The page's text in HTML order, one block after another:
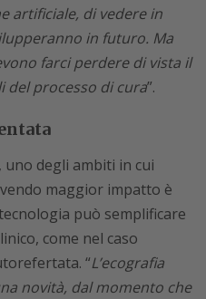
artificiale, di vedere in
in futuro. Ma
farci perdere di vista il
processo di cura”.
degli ambiti in cui
maggior impatto è
può semplificare
come nel caso
“L’ecografia
novità, dal momento che